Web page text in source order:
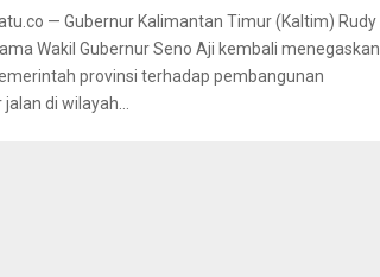
— Gubernur Kalimantan Timur (Kaltim) Rudy
Wakil Gubernur Seno Aji kembali menegaskan
provinsi terhadap pembangunan
di wilayah...